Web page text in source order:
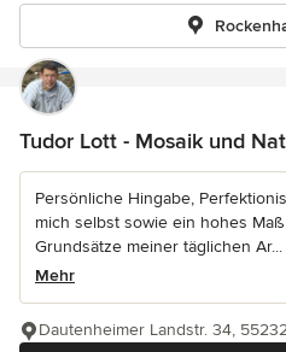
Tudor Lott - Mosaik und
Persönliche Hingabe,
mich selbst sowie ein hohes
Grundsätze meiner täglichen Ar...
Mehr
Dautenheimer Landstr. 34,